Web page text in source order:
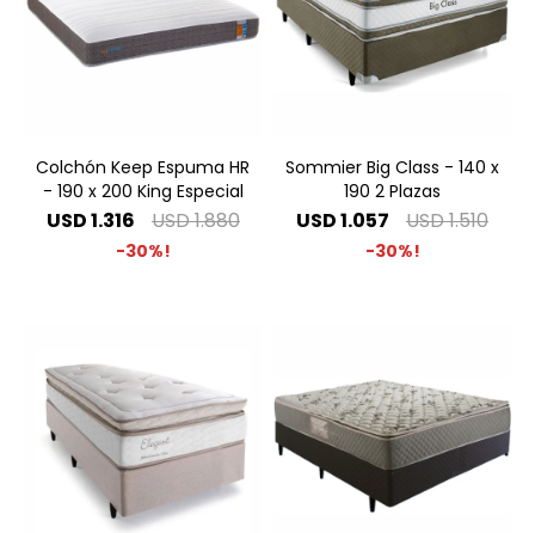
Colchón Keep Espuma HR
- 190 x 200 King Especial
USD1.316 USD1.880
30
Sommier Big Class - 140 x
190 2 Plazas
USD1.057 USD1.510
30